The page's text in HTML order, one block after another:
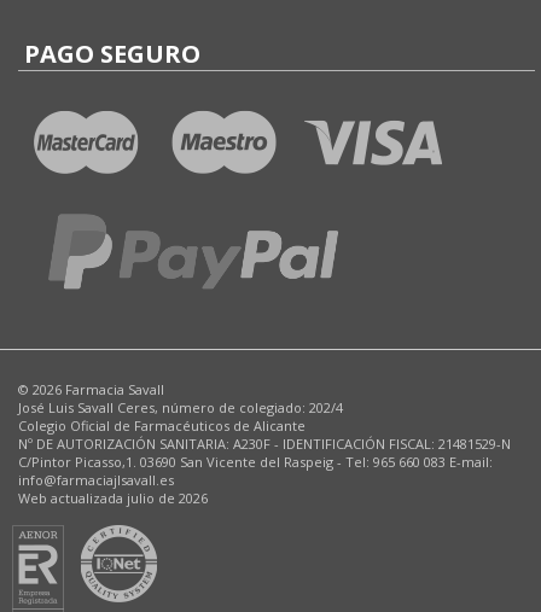
PAGO SEGURO
© 2026 Farmacia Savall
José Luis Savall Ceres, número de colegiado: 202/4
Colegio Oficial de Farmacéuticos de Alicante
Nº DE AUTORIZACIÓN SANITARIA: A230F - IDENTIFICACIÓN FISCAL: 21481529-N
C/Pintor Picasso,1. 03690 San Vicente del Raspeig - Tel: 965 660 083 E-mail:
info@farmaciajlsavall.es
Web actualizada julio de 2026